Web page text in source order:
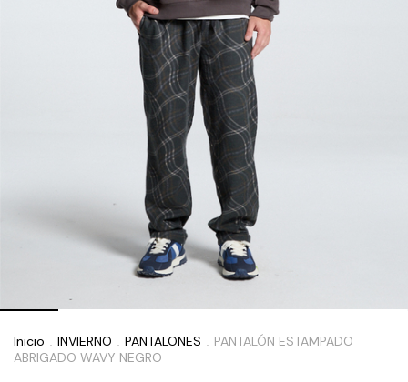
Inicio . INVIERNO . PANTALONES . PANTALÓN ESTAMPADO
ABRIGADO WAVY NEGRO